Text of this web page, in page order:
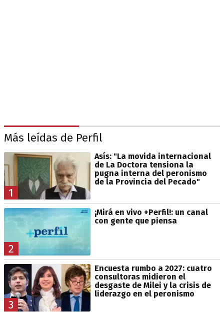
Más leídas de Perfil
1
Asís: "La movida internacional
de La Doctora tensiona la
pugna interna del peronismo
de la Provincia del Pecado"
2
¡Mirá en vivo +Perfil!: un canal
con gente que piensa
3
Encuesta rumbo a 2027: cuatro
consultoras midieron el
desgaste de Milei y la crisis de
liderazgo en el peronismo